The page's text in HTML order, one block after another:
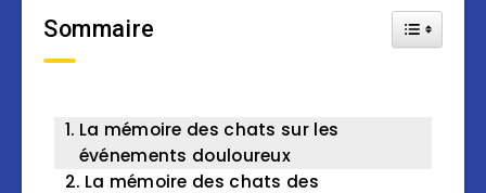
Sommaire Toggle
La mémoire des chats sur les
événements douloureux
La mémoire des chats des